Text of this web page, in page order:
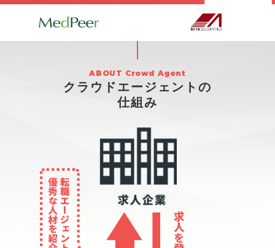
クラウドエージェントの
仕組み